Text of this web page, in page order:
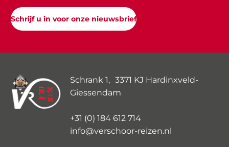
Schrijf u in voor onze nieuwsbrief
Schrank 1, 3371 KJ Hardinxveld-
Giessendam
+31 (0) 184 612 714
info@verschoor-reizen.nl